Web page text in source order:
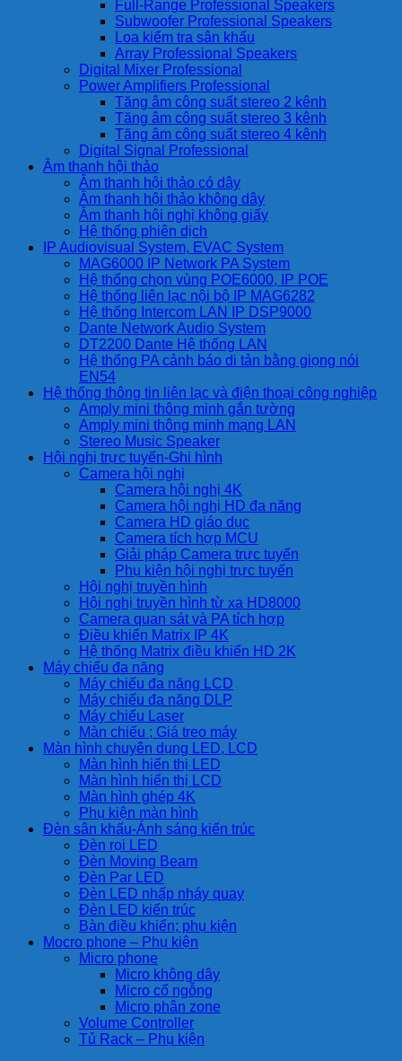
Full-Range Professional Speakers
Subwoofer Professional Speakers
Loa kiểm tra sân khấu
Array Professional Speakers
Digital Mixer Professional
Power Amplifiers Professional
Tăng âm công suất stereo 2 kênh
Tăng âm công suất stereo 3 kênh
Tăng âm công suất stereo 4 kênh
Digital Signal Professional
Âm thanh hội thảo
Âm thanh hội thảo có dây
Âm thanh hội thảo không dây
Âm thanh hội nghị không giấy
Hệ thống phiên dịch
IP Audiovisual System, EVAC System
MAG6000 IP Network PA System
Hệ thống chọn vùng POE6000, IP POE
Hệ thống liên lạc nội bộ IP MAG6282
Hệ thống Intercom LAN IP DSP9000
Dante Network Audio System
DT2200 Dante Hệ thống LAN
Hệ thống PA cảnh báo di tản bằng giọng nói
EN54
Hệ thống thông tin liên lạc và điện thoại công nghiệp
Amply mini thông minh gắn tường
Amply mini thông minh mạng LAN
Stereo Music Speaker
Hội nghị trực tuyến-Ghi hình
Camera hội nghị
Camera hội nghị 4K
Camera hội nghị HD đa năng
Camera HD giáo dục
Camera tích hợp MCU
Giải pháp Camera trực tuyến
Phụ kiện hội nghị trực tuyến
Hội nghị truyền hình
Hội nghị truyền hình từ xa HD8000
Camera quan sát và PA tích hợp
Điều khiển Matrix IP 4K
Hệ thống Matrix điều khiển HD 2K
Máy chiếu đa năng
Máy chiếu đa năng LCD
Máy chiếu đa năng DLP
Máy chiếu Laser
Màn chiếu ; Giá treo máy
Màn hình chuyên dụng LED, LCD
Màn hình hiển thị LED
Màn hình hiển thị LCD
Màn hình ghép 4K
Phụ kiện màn hình
Đèn sân khấu-Ánh sáng kiến trúc
Đèn rọi LED
Đèn Moving Beam
Đèn Par LED
Đèn LED nhấp nháy quay
Đèn LED kiến trúc
Bàn điều khiển; phụ kiện
Mocro phone – Phụ kiện
Micro phone
Micro không dây
Micro cổ ngỗng
Micro phân zone
Volume Controller
Tủ Rack – Phụ kiện